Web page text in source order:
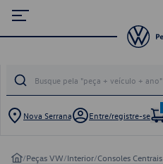
Nova Serrana Entre/registre-se
/Peças VW/Interior/Consoles Centrais